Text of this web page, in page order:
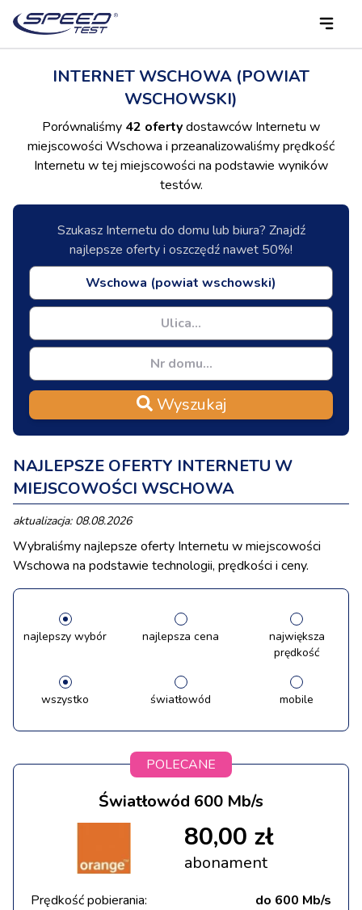
INTERNET WSCHOWA (POWIAT
WSCHOWSKI)
Porównaliśmy 42 ofertydostawców Internetu w
miejscowości Wschowa i przeanalizowaliśmy prędkość
Internetu w tej miejscowości na podstawie wyników
testów.
Szukasz Internetu do domu lub biura? Znajdź
najlepsze oferty i oszczędź nawet 50%!
Wyszukaj
NAJLEPSZE OFERTY INTERNETU W
MIEJSCOWOŚCI WSCHOWA
aktualizacja: 08.08.2026
Wybraliśmy najlepsze oferty Internetu w miejscowości
Wschowa na podstawie technologii, prędkości i ceny.
najlepszy wybór najlepsza cena
największa
prędkość
wszystko światłowód mobile
POLECANE
Światłowód 600 Mb/s
80,00 zł
abonament
Prędkość pobierania:
do 600 Mb/s